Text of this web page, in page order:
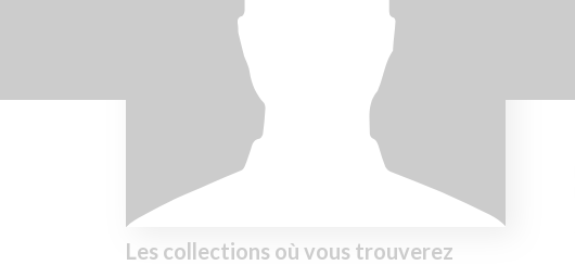
Les collections où vous trouverez